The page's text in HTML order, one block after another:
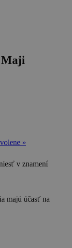
Maji
»
v znamení
majú účasť na